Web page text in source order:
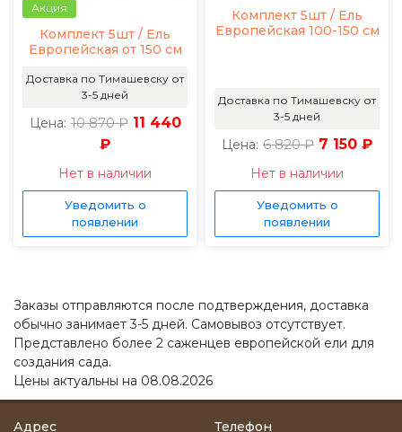
Акция
Комплект 5шт / Ель
Европейская от 150 см
Доставка по Тимашевску от
3-5 дней
Цена: 10 870 ₽ 11 440
₽
Нет в наличии
Уведомить о
появлении
Комплект 5шт / Ель
Европейская 100-150 см
Доставка по Тимашевску от
3-5 дней
Цена: 6 820 ₽ 7 150 ₽
Нет в наличии
Уведомить о
появлении
Заказы отправляются после подтверждения, доставка
обычно занимает 3-5 дней. Самовывоз отсутствует.
Представлено более 2 саженцев европейской ели для
создания сада.
Цены актуальны на 08.08.2026
Адрес Телефон